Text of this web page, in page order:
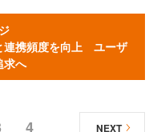
連携頻度を向上 ユーザ
求へ
4 NEXT